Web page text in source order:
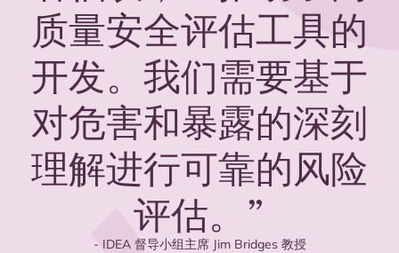
质量安全评估工具的
开发。我们需要基于
对危害和暴露的深刻
理解进行可靠的风险
评估。”
- IDEA督导小组主席 Jim Bridges 教授